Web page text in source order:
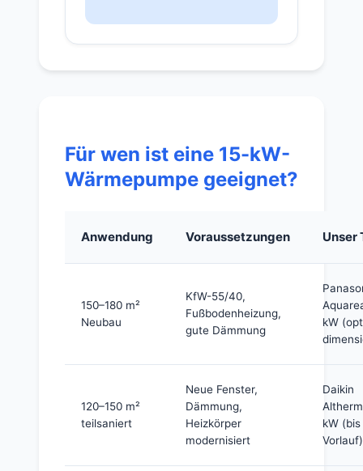
Für wen ist eine 15-kW-
Wärmepumpe geeignet?
Anwendung Voraussetzungen Unser
150–180 m²
Neubau
KfW-55/40,
Fußbodenheizung,
gute Dämmung
kW
120–150 m²
teilsaniert
Neue Fenster,
Dämmung,
Heizkörper
modernisiert
Daikin
kW (bis
Vorlauf)